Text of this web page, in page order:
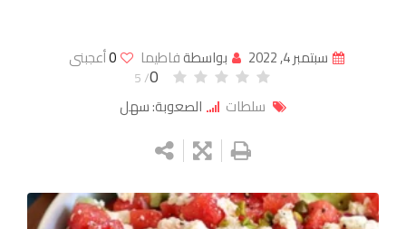
سبتمبر 4, 2022 بواسطةفاطيما 0أعجبنى
/ 5
سلطات الصعوبة: سهل